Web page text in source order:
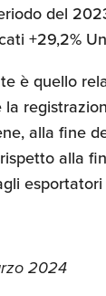
del
+29,2%
è quello
la
alla fine
alla
2024